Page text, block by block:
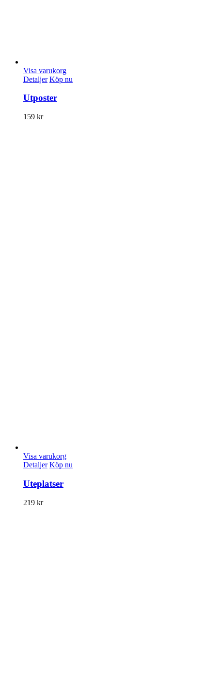
Visa varukorg
Detaljer Köp nu
Utposter
159 kr
Visa varukorg
Detaljer Köp nu
Uteplatser
219 kr